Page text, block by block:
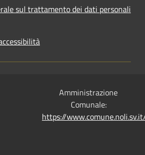
sul trattamento dei dati personali
Amministrazione
Comunale:
https://